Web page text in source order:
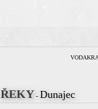
VODA
ŘEKY - Dunajec